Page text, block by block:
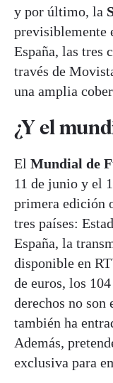
y por último, la
previsiblemente
España, las tres
través de
una amplia
¿Y el
El Mundial de
11 de junio y el
primera edición
tres países:
España, la
disponible en
de euros, los
derechos no
también ha
Además,
exclusiva para